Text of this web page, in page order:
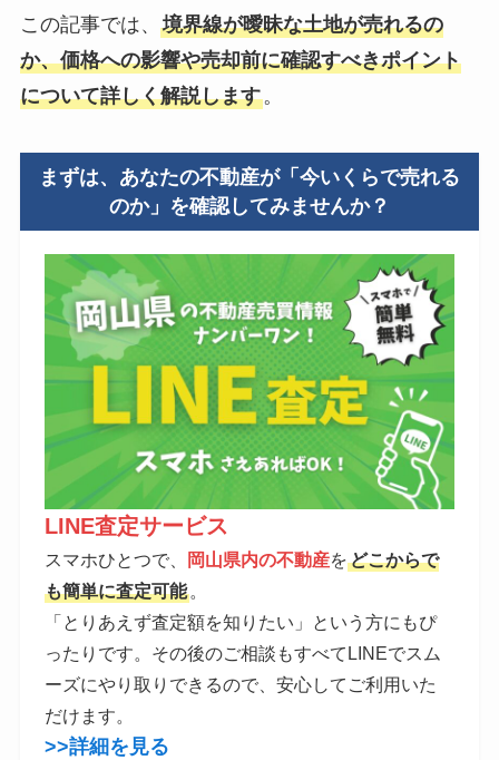
この記事では、 境界線が曖昧な土地が売れるの
か、価格への影響や売却前に確認すべきポイント
について詳しく解説します。
まずは、あなたの不動産が「今いくらで売れる
のか」を確認してみませんか？
LINE査定サービス
スマホひとつで、 岡山県内の不動産をどこからで
も簡単に査定可能 。
「とりあえず査定額を知りたい」という方にもぴ
ったりです。その後のご相談もすべてLINEでスム
ーズにやり取りできるので、安心してご利用いた
だけます。
>>詳細を見る